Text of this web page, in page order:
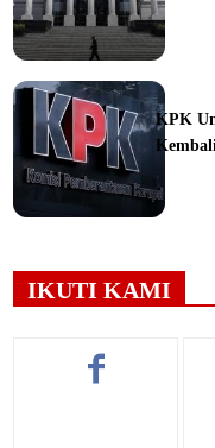
KPK
IKUTI KAMI